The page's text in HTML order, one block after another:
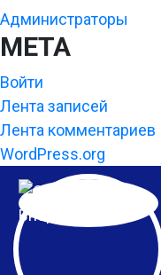
Администраторы
МЕТА
Войти
Лента записей
Лента комментариев
WordPress.org